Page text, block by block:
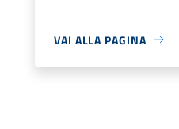
VAI ALLA PAGINA